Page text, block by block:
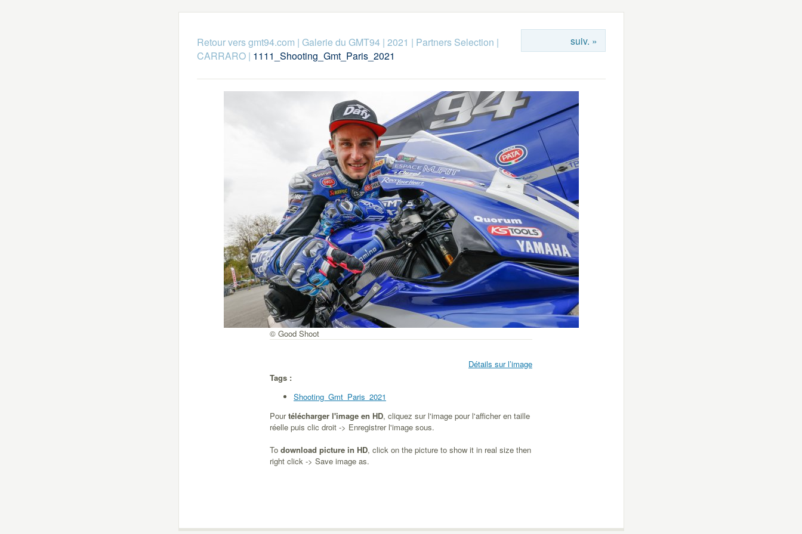
suiv. »
Retour vers gmt94.com | Galerie du GMT94| 2021 | Partners Selection |
CARRARO| 1111_Shooting_Gmt_Paris_2021
© Good Shoot
Détails sur l’image
Tags :
Shooting_Gmt_Paris_2021
Pourtélécharger l'image en HD, cliquez sur l'image pour l'afficher en taille
réelle puis clic droit -> Enregistrer l'image sous.
To download picture in HD, click on the picture to show it in real size then
right click -> Save image as.